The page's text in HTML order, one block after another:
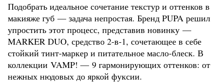
Подобрать идеальное сочетание текстур и оттенков в
макияже губ — задача непростая. Бренд PUPA решил
упростить этот процесс, представив новинку —
MARKER DUO, средство 2-в-1, сочетающее в себе
стойкий тинт-маркер и питательное масло-блеск. В
коллекции VAMP! — 9 гармонирующих оттенков: от
нежных нюдовых до яркой фуксии.